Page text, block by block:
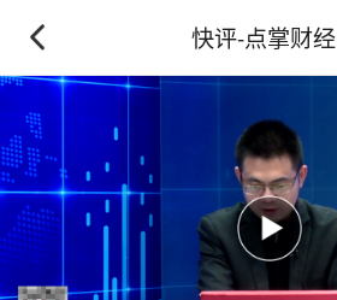
快评-点掌财经